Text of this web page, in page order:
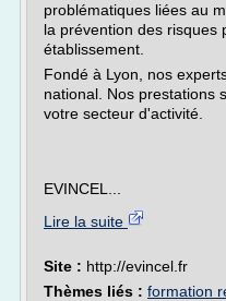
problématiques liées au
la prévention des risques
établissement.
Fondé à Lyon, nos
national. Nos prestations
votre secteur d'activité.
EVINCEL...
Lire la suite
Site : http://evincel.fr
Thèmes liés : formation